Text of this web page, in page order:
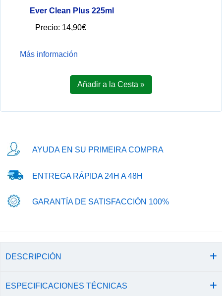
Ever Clean Plus 225ml
Precio: 14,90€
Más información
Añadir a la Cesta »
AYUDA EN SU PRIMEIRA COMPRA
ENTREGA RÁPIDA 24H A 48H
GARANTÍA DE SATISFACCIÓN 100%
DESCRIPCIÓN
ESPECIFICACIONES TÉCNICAS